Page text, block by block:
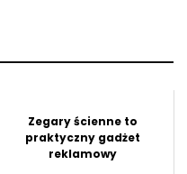
Zegary ścienne to
praktyczny gadżet
reklamowy